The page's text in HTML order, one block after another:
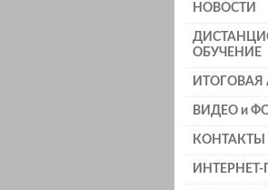
НОВОСТИ
ОБУЧЕНИЕ
ИТОГОВАЯ
ВИДЕО и
КОНТАКТЫ